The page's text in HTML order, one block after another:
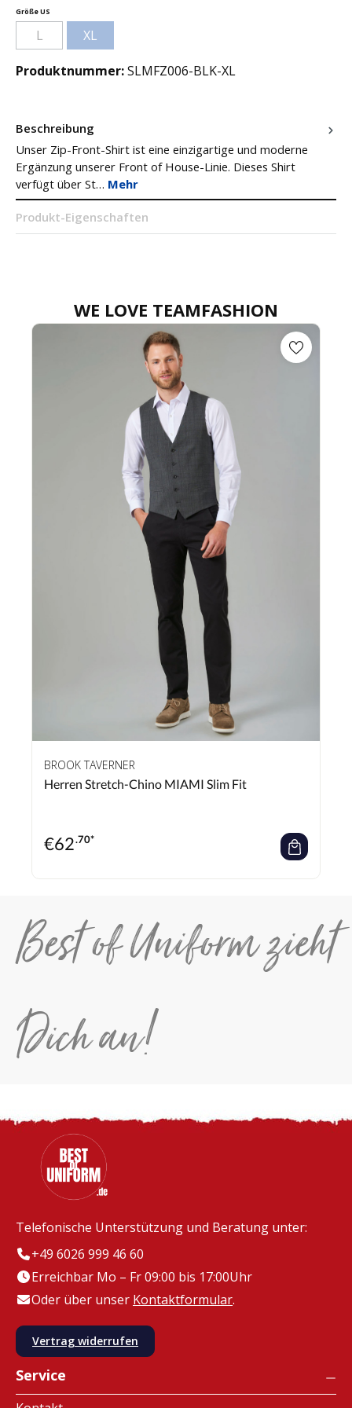
Größe US
L
(Diese Option ist zurzeit nicht verfügbar.)
XL(Diese Option ist zurzeit nicht verfügbar.)
Produktnummer:SLMFZ006-BLK-XL
Beschreibung
Unser Zip-Front-Shirt ist eine einzigartige und moderne
Ergänzung unserer Front of House-Linie. Dieses Shirt
verfügt über St… Mehr
Produkt-Eigenschaften
WE LOVE TEAMFASHION
BROOK TAVERNER
Herren Stretch-Chino MIAMI Slim Fit
€62.70*
Best of Uniform zieht
Dich an!
Telefonische Unterstützung und Beratung unter:
+49 6026 999 46 60
Erreichbar Mo – Fr 09:00 bis 17:00Uhr
Oder über unser Kontaktformular.
Vertrag widerrufen
Service